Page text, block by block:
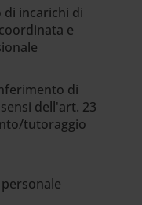
di incarichi di
e
di
dell'art. 23
tutoraggio